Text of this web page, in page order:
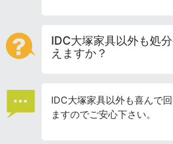
IDC大塚家具以外も処
えますか？
IDC大塚家具以外も喜んで
ますのでご安心下さい。